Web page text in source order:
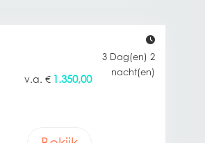
3 Dag(en) 2
nacht(en)
€ 1.350,00